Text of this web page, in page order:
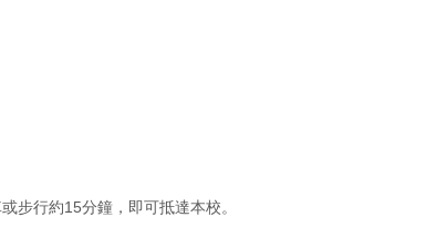
行約15分鐘，即可抵達本校。